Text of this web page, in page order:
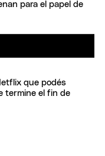
para el papel de
que podés
termine el fin de